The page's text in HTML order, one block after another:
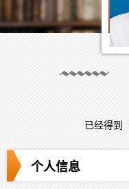
已经得到
个人信息